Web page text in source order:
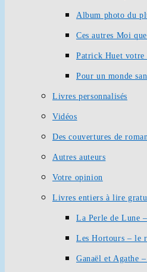
Album photo du
Ces autres Moi
Patrick Huet votre
Pour un monde
Livres personnalisés
Vidéos
Des couvertures de
Autres auteurs
Votre opinion
Livres entiers à lire
La Perle de Lune
Les Hortours – le
Ganaël et Agathe